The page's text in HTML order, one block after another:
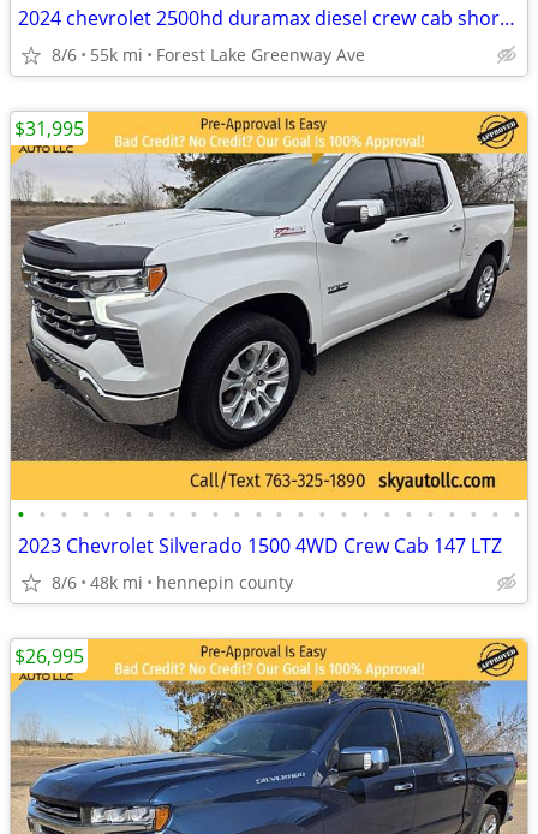
2024 chevrolet 2500hd duramax diesel crew cab short box lt z71 55k mi.
8/6 55k mi Forest Lake Greenway Ave
• • • • • • • • • • • • • • • • • • • • • • • •
2023 Chevrolet Silverado 1500 4WD Crew Cab 147 LTZ
8/6 48k mi hennepin county
$31,995
$26,995